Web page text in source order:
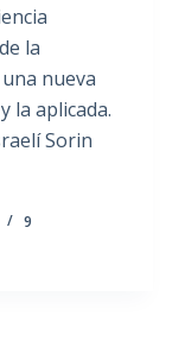
la
nueva
la aplicada.
Sorin
9